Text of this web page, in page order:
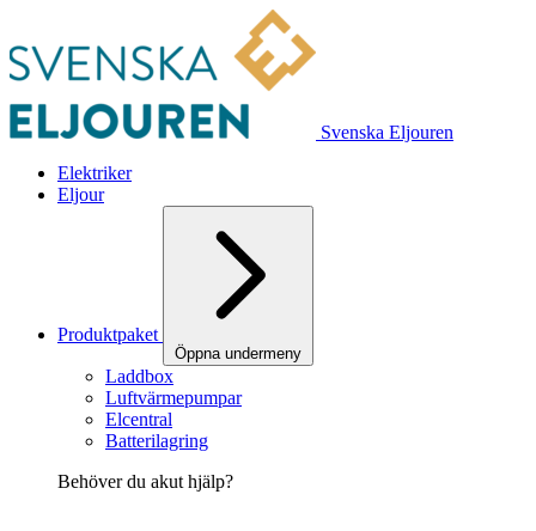
Svenska Eljouren
Elektriker
Eljour
Produktpaket
Öppna undermeny
Laddbox
Luftvärmepumpar
Elcentral
Batterilagring
Behöver du akut hjälp?